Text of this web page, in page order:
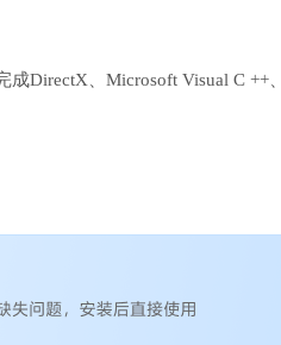
DirectX、Microsoft Visual C ++